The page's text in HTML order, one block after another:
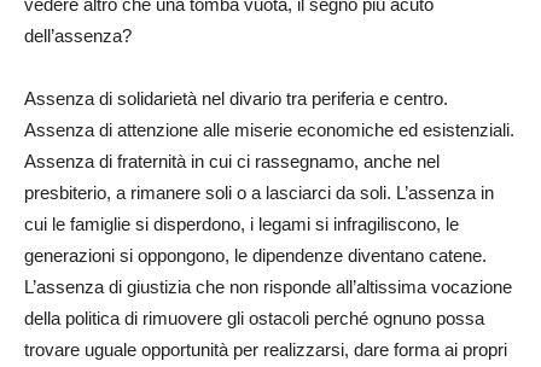
vedere altro che una tomba vuota, il segno più acuto
dell’assenza?
Assenza di solidarietà nel divario tra periferia e centro.
Assenza di attenzione alle miserie economiche ed esistenziali.
Assenza di fraternità in cui ci rassegnamo, anche nel
presbiterio, a rimanere soli o a lasciarci da soli. L’assenza in
cui le famiglie si disperdono, i legami si infragiliscono, le
generazioni si oppongono, le dipendenze diventano catene.
L’assenza di giustizia che non risponde all’altissima vocazione
della politica di rimuovere gli ostacoli perché ognuno possa
trovare uguale opportunità per realizzarsi, dare forma ai propri